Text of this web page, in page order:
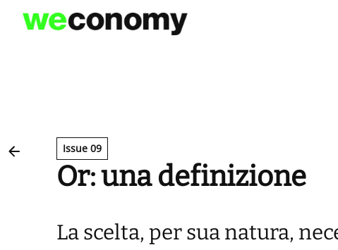
Vai
Issue 09
Or: una definizione
La scelta, per sua natura,